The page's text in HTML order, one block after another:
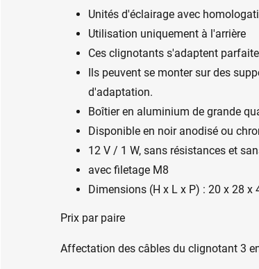
Unités d'éclairage avec
Utilisation uniquement à l'arrière
Ces clignotants s'adaptent
Ils peuvent se monter sur des
d'adaptation.
Boîtier en aluminium de grande
Disponible en noir anodisé ou
12 V / 1 W, sans résistances et
avec filetage M8
Dimensions (H x L x P) : 20 x 28 x
Prix par paire
Affectation des câbles du clignotant 3